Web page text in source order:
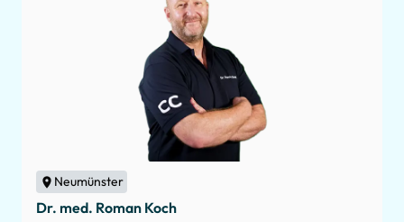
Neumünster
Dr. med. Roman Koch